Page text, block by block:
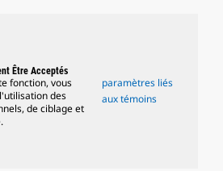
Être Acceptés
fonction, vous
des
de ciblage et
paramètres liés
aux témoins